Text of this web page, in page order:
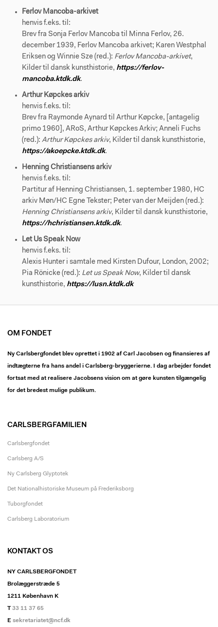
Ferlov Mancoba-arkivet
henvis f.eks. til:
Brev fra Sonja Ferlov Mancoba til Minna Ferlov, 26.
december 1939, Ferlov Mancoba arkivet; Karen Westphal
Eriksen og Winnie Sze (red.): Ferlov Mancoba-arkivet,
Kilder til dansk kunsthistorie, https://ferlov-
mancoba.ktdk.dk.
Arthur Køpckes arkiv
henvis f.eks. til:
Brev fra Raymonde Aynard til Arthur Køpcke, [antagelig
primo 1960], ARoS, Arthur Køpckes Arkiv; Anneli Fuchs
(red.): Arthur Køpckes arkiv, Kilder til dansk kunsthistorie,
https://akoepcke.ktdk.dk.
Henning Christiansens arkiv
henvis f.eks. til:
Partitur af Henning Christiansen, 1. september 1980, HC
arkiv Møn/HC Egne Tekster; Peter van der Meijden (red.):
Henning Christiansens arkiv, Kilder til dansk kunsthistorie,
https://hchristiansen.ktdk.dk.
Let Us Speak Now
henvis f.eks. til:
Alexis Hunter i samtale med Kirsten Dufour, London, 2002;
Pia Rönicke (red.): Let us Speak Now, Kilder til dansk
kunsthistorie, https://lusn.ktdk.dk
OM FONDET
Ny Carlsbergfondet blev oprettet i 1902 af Carl Jacobsen og finansieres af
indtægterne fra hans andel i Carlsberg-bryggerierne. I dag arbejder fondet
fortsat med at realisere Jacobsens vision om at gøre kunsten tilgængelig
for det bredest mulige publikum.
CARLSBERGFAMILIEN
Carlsbergfondet
Carlsberg A/S
Ny Carlsberg Glyptotek
Det Nationalhistoriske Museum på Frederiksborg
Tuborgfondet
Carlsberg Laboratorium
KONTAKT OS
NY CARLSBERGFONDET
Brolæggerstræde 5
1211 København K
T33 11 37 65
E sekretariatet@ncf.dk